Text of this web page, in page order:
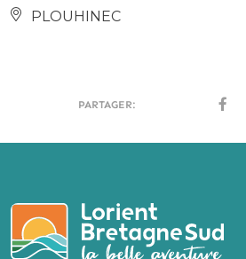
PLOUHINEC
PARTAGER:
BOO